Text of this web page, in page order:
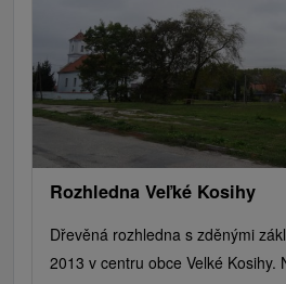
Rozhledna Veľké Kosihy
Dřevěná rozhledna s zděnými
2013 v centru obce Velké Kosihy.